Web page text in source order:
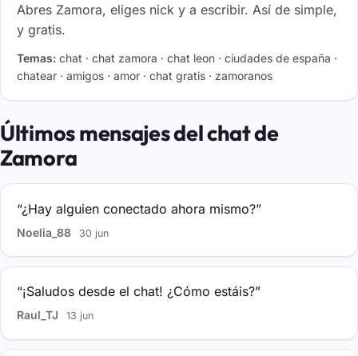
Abres Zamora, eliges nick y a escribir. Así de simple,
y gratis.
Temas: chat · chat zamora · chat leon · ciudades de españa ·
chatear · amigos · amor · chat gratis · zamoranos
Últimos mensajes del chat de
Zamora
“¿Hay alguien conectado ahora mismo?”
Noelia_88 30 jun
“¡Saludos desde el chat! ¿Cómo estáis?”
Raul_TJ 13 jun